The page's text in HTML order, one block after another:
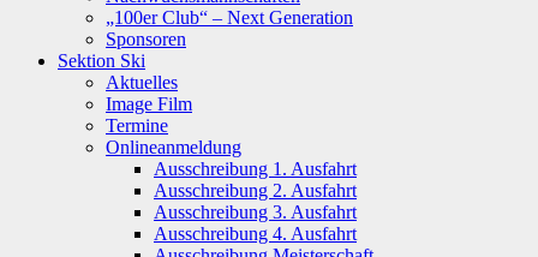
„100er Club“ – Next Generation
Sponsoren
Sektion Ski
Aktuelles
Image Film
Termine
Onlineanmeldung
Ausschreibung 1. Ausfahrt
Ausschreibung 2. Ausfahrt
Ausschreibung 3. Ausfahrt
Ausschreibung 4. Ausfahrt